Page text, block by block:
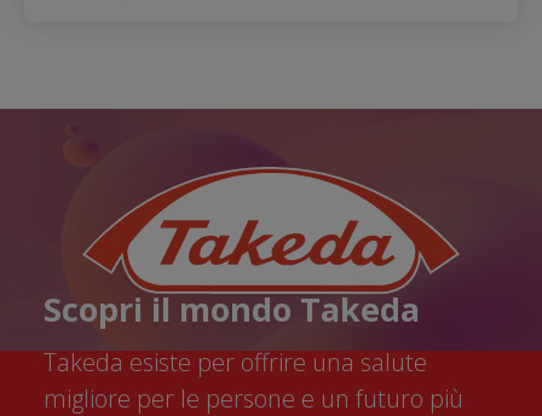
Scopri il mondo Takeda
Takeda esiste per offrire una salute
migliore per le persone e un futuro più